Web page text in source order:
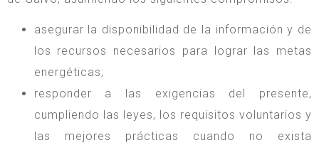
asegurar la disponibilidad de la información y de
los recursos necesarios para lograr las metas
energéticas;
responder a las exigencias del presente,
cumpliendo las leyes, los requisitos voluntarios y
las mejores prácticas cuando no exista